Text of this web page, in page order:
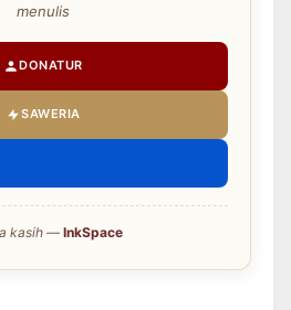
menulis
DONATUR
SAWERIA
kasih — InkSpace